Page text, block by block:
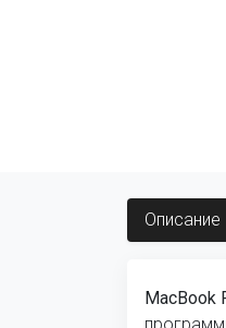
Описание
MacBook